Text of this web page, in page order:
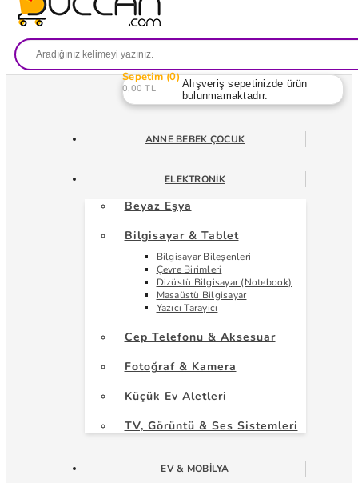
Sepetim 0
0,00 TL
Alışveriş sepetinizde ürün
bulunmamaktadır.
ANNE BEBEK ÇOCUK
ELEKTRONIK
Beyaz Eşya
Bilgisayar & Tablet
Bilgisayar Bileşenleri
Çevre Birimleri
Dizüstü Bilgisayar (Notebook)
Masaüstü Bilgisayar
Yazıcı Tarayıcı
Cep Telefonu & Aksesuar
Fotoğraf & Kamera
Küçük Ev Aletleri
TV, Görüntü & Ses Sistemleri
EV & MOBILYA